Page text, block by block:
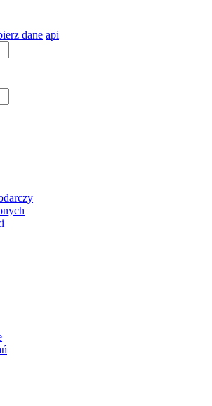
dane api